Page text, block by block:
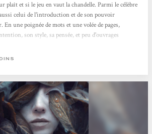
et si le jeu en vaut la chandelle. Parmi le célèbre
celui de l'introduction et de son pouvoir
une poignée de mots et une volée de pages,
son style, sa pensée, et peu d'ouvrages
le sixième roman de Martine Desjardins,